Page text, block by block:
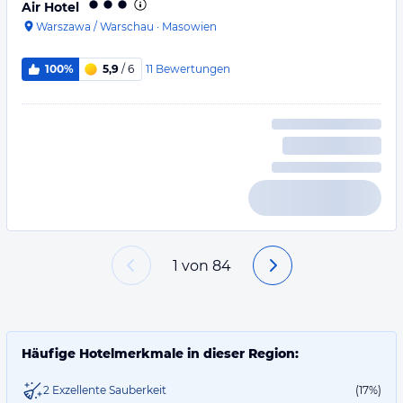
Air Hotel
Warszawa / Warschau · Masowien
100% 5,9 / 6 11 Bewertungen
1 von 84
Häufige Hotelmerkmale in dieser Region:
2 Exzellente Sauberkeit (17%)